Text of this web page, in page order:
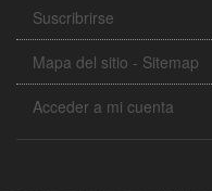
Suscribrirse
Mapa del sitio - Sitemap
Acceder a mi cuenta